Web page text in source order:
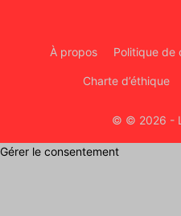
À propos Politique de
Charte d’éthique
© © 2026 -
Gérer le consentement